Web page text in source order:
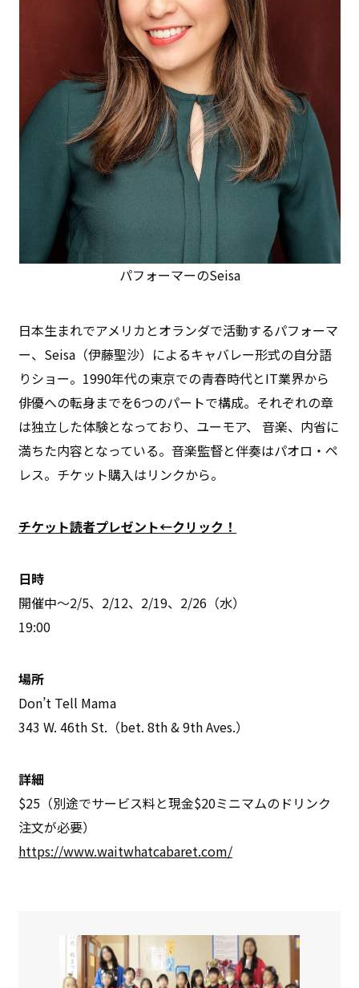
パフォーマーのSeisa
日本生まれでアメリカとオランダで活動するパフォーマ
ー、Seisa（伊藤聖沙）によるキャバレー形式の自分語
りショー。1990年代の東京での青春時代とIT業界から
俳優への転身までを6つのパートで構成。それぞれの章
は独立した体験となっており、ユーモア、 音楽、内省に
満ちた内容となっている。音楽監督と伴奏はパオロ・ペ
レス。チケット購入はリンクから。
チケット読者プレゼント←クリック！
日時
開催中〜2/5、2/12、2/19、2/26（水）
19:00
場所
Don’t Tell Mama
343 W. 46th St.（bet. 8th & 9th Aves.）
詳細
$25（別途でサービス料と現金$20ミニマムのドリンク
注文が必要）
https://www.waitwhatcabaret.com/